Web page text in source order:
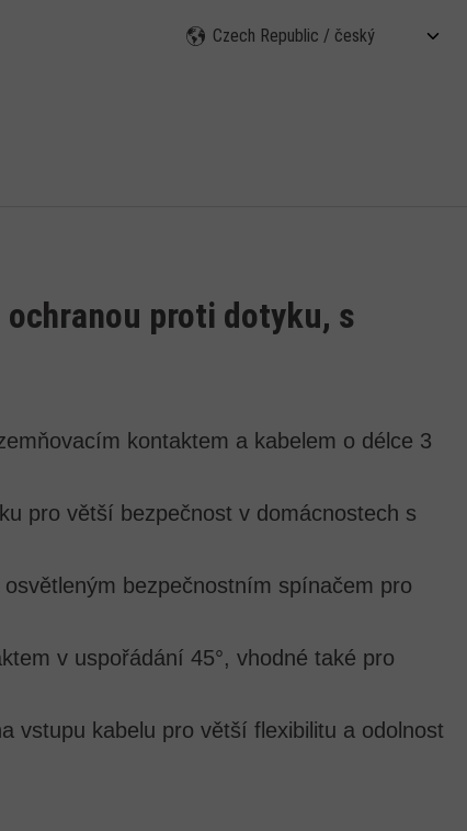
proti dotyku, s
kontaktem a kabelem o délce 3
pro větší bezpečnost v domácnostech s
bezpečnostním spínačem pro
v uspořádání 45°, vhodné také pro
vstupu kabelu pro větší flexibilitu a odolnost